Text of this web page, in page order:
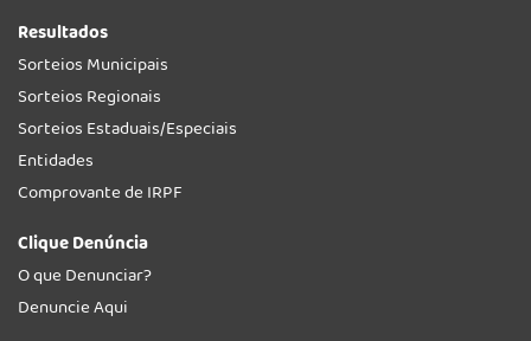
Resultados
Sorteios Municipais
Sorteios Regionais
Sorteios Estaduais/Especiais
Entidades
Comprovante de IRPF
Clique Denúncia
O que Denunciar?
Denuncie Aqui